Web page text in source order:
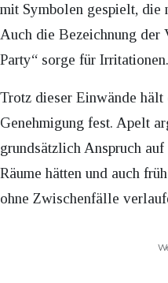
mit Symbolen gespielt, die
Auch die Bezeichnung der
Party“ sorge für Irritationen.
Trotz dieser Einwände
Genehmigung fest. Apelt
grundsätzlich Anspruch
Räume hätten und auch
ohne Zwischenfälle